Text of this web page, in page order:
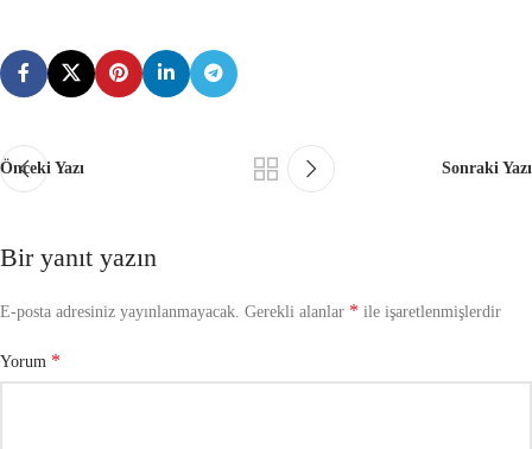
Önceki Yazı Sonraki Yazı
Bir yanıt yazın
E-posta adresiniz yayınlanmayacak. Gerekli alanlar * ile işaretlenmişlerdir
Yorum *